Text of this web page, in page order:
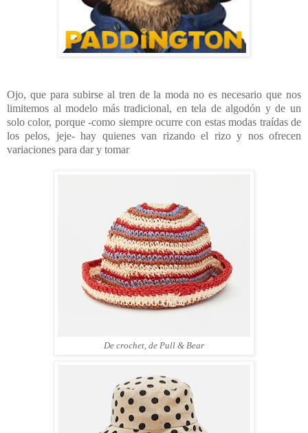
Ojo, que para subirse al tren de la moda no es necesario que nos
limitemos al modelo más tradicional, en tela de algodón y de un
solo color, porque -como siempre ocurre con estas modas traídas de
los pelos, jeje- hay quienes van rizando el rizo y nos ofrecen
variaciones para dar y tomar
De crochet, de Pull & Bear